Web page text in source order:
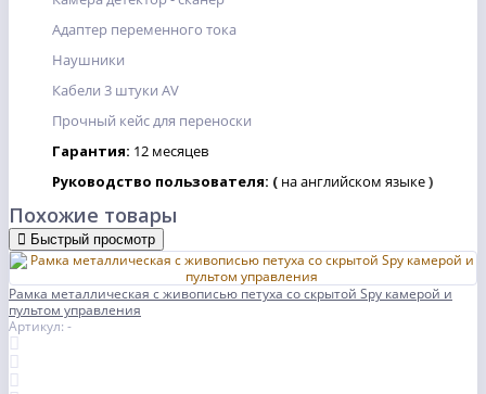
Адаптер переменного тока
Наушники
Кабели 3 штуки АV
Прочный кейс для переноски
Гарантия: 12 месяцев
Руководство пользователя: ( на английском языке)
Похожие товары
Быстрый просмотр
Рамка металлическая с живописью петуха со скрытой Spy камерой и
пультом управления
Артикул: -